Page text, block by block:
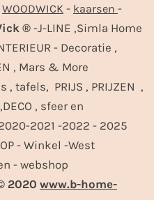
WOODWICK - kaarsen -
® -J-LINE ,Simla Home
- Decoratie ,
, Mars & More
, tafels, PRIJS , PRIJZEN ,
, sfeer en
2021 -2022 - 2025
- Winkel -West
- webshop
2020 www.b-home-